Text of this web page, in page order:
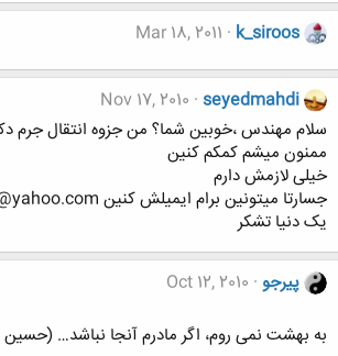
k_siroos
Mar 18, 2011
seyedmahdi
Nov 17, 2010
سلام مهندس ،خوبین شما؟ من جزوه انتقال جرم
ممنون میشم کمکم کنین
خیلی لازمش دارم
جسارتا میتونین برام ایمیلش کنین h.seyedmahdi@yahoo.com
یک دنیا تشکر
پیرجو Oct 12, 2010
به بهشت نمی روم، اگر مادرم آنجا نباشد…